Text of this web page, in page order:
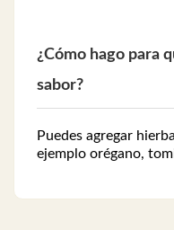
¿Cómo hago para
sabor?
Puedes agregar
ejemplo orégano,